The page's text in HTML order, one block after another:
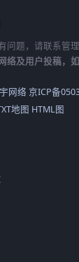
题，请联系管理
络及用户投稿，
网络 京ICP备
地图 HTML图